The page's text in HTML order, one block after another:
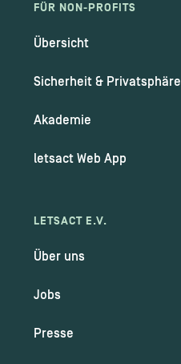
FÜR NON-PROFITS
Übersicht
Sicherheit & Privatsphäre
Akademie
letsact Web App
LETSACT E.V.
Über uns
Jobs
Presse